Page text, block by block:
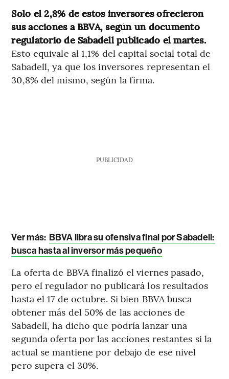
Solo el 2,8% de estos inversores ofrecieron
sus acciones a BBVA, según un documento
regulatorio de Sabadell publicado el martes.
Esto equivale al 1,1% del capital social total de
Sabadell, ya que los inversores representan el
30,8% del mismo, según la firma.
PUBLICIDAD
Ver más: BBVA libra su ofensiva final por Sabadell:
busca hasta al inversor más pequeño
La oferta de BBVA finalizó el viernes pasado,
pero el regulador no publicará los resultados
hasta el 17 de octubre. Si bien BBVA busca
obtener más del 50% de las acciones de
Sabadell, ha dicho que podría lanzar una
segunda oferta por las acciones restantes si la
actual se mantiene por debajo de ese nivel
pero supera el 30%.